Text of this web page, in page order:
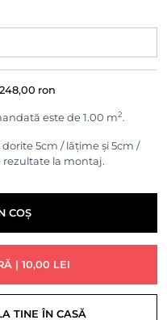
248,00 ron
este de 1.00 m2.
5cm / lățime și 5cm /
la montaj.
COȘ
| 10,00 LEI
TINE ÎN CASĂ